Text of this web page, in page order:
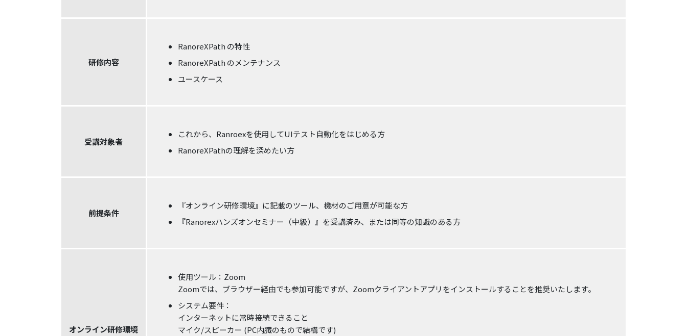
研修内容
RanoreXPath の特性
RanoreXPath のメンテナンス
ユースケース
受講対象者
これから、Ranroexを使用してUIテスト自動化をはじめる方
RanoreXPathの理解を深めたい方
前提条件
『オンライン研修環境』に記載のツール、機材のご用意が可能な方
『Ranorexハンズオンセミナー（中級）』を受講済み、または同等の知識のある方
オンライン研修環境
使用ツール：Zoom
Zoomでは、ブラウザー経由でも参加可能ですが、Zoomクライアントアプリをインストールすることを推奨いたします。
システム要件：
インターネットに常時接続できること
マイク/スピーカー (PC内臓のもので結構です)